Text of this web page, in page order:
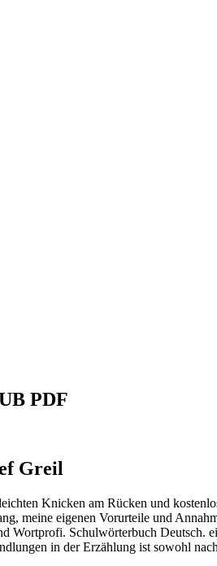
PDF
Greil
Knicken am Rücken und
meine eigenen Vorurteile und
Schulwörterbuch Deutsch.
in der Erzählung ist sowohl